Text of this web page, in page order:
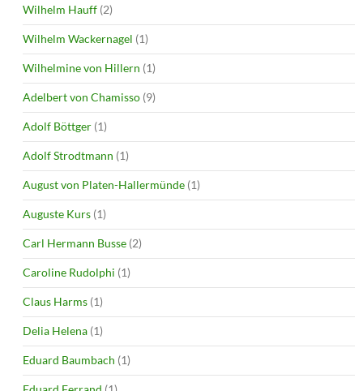
Wilhelm Hauff (2)
Wilhelm Wackernagel (1)
Wilhelmine von Hillern (1)
Adelbert von Chamisso (9)
Adolf Böttger (1)
Adolf Strodtmann (1)
August von Platen-Hallermünde (1)
Auguste Kurs (1)
Carl Hermann Busse (2)
Caroline Rudolphi (1)
Claus Harms (1)
Delia Helena (1)
Eduard Baumbach (1)